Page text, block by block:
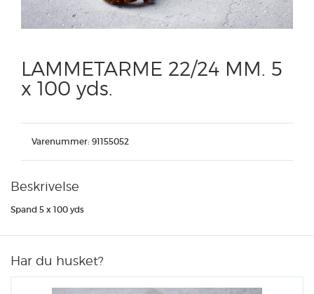
LAMMETARME 22/24 MM. 5
x 100 yds.
Varenummer: 91155052
Beskrivelse
Spand 5 x 100 yds
Har du husket?